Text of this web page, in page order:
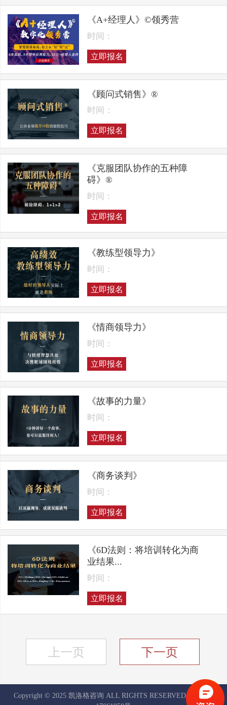
《A+经理人》©领秀营
时间：
立即报名
《顾问式销售》®
时间：
立即报名
《克服团队协作的五种障
碍》®
时间：
立即报名
《教练型领导力》
时间：
立即报名
《情商领导力》
时间：
立即报名
《故事的力量》
时间：
立即报名
《商务谈判》
时间：
立即报名
《6D法则：将培训转化为商
业结果...
时间：
立即报名
上一页 下一页
Copyright © 2025 凯洛格咨询 ALL RIGHTS RESERVED
京ICP备